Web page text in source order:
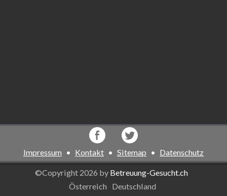
Impressum • Kontakt • Sitemap • Datenschutz
©Copyright 2026 by Betreuung-Gesucht.ch
Österreich
Deutschland